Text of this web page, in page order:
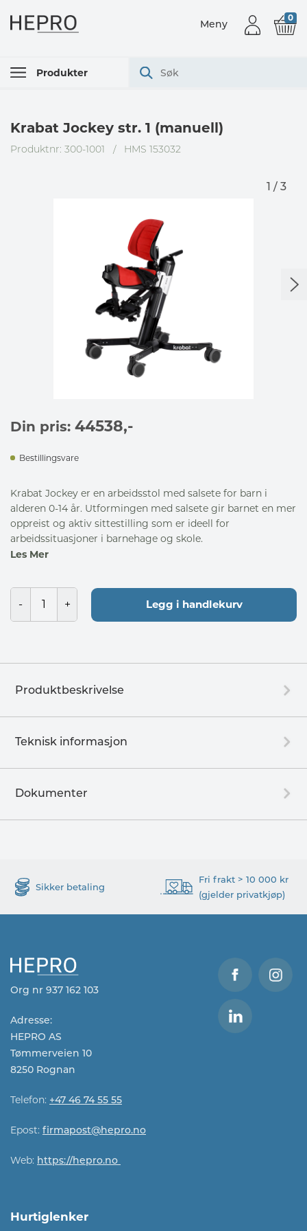
Produkter
Meny
0
Krabat Jockey str. 1 (manuell)
Produktnr: 300-1001 / HMS 153032
1 / 3
Din pris: 44538,-
Bestillingsvare
Krabat Jockey er en arbeidsstol med salsete for barn i
alderen 0-14 år. Utformingen med salsete gir barnet en mer
oppreist og aktiv sittestilling som er ideell for
arbeidssituasjoner i barnehage og skole.
Les Mer
Legg i handlekurv
Produktbeskrivelse
Teknisk informasjon
Dokumenter
Sikker betaling
Fri frakt > 10 000 kr
(gjelder privatkjøp)
Org nr 937 162 103
Adresse:
HEPRO AS
Tømmerveien 10
8250 Rognan
Telefon: +47 46 74 55 55
Epost: firmapost@hepro.no​​
Web: https://hepro.no
Hurtiglenker